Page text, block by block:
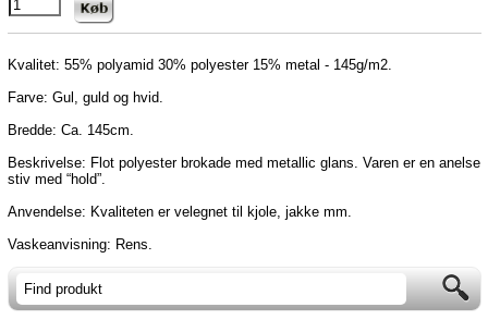
Kvalitet: 55% polyamid 30% polyester 15% metal - 145g/m2.
Farve: Gul, guld og hvid.
Bredde: Ca. 145cm.
Beskrivelse: Flot polyester brokade med metallic glans. Varen er en anelse
stiv med “hold”.
Anvendelse: Kvaliteten er velegnet til kjole, jakke mm.
Vaskeanvisning: Rens.